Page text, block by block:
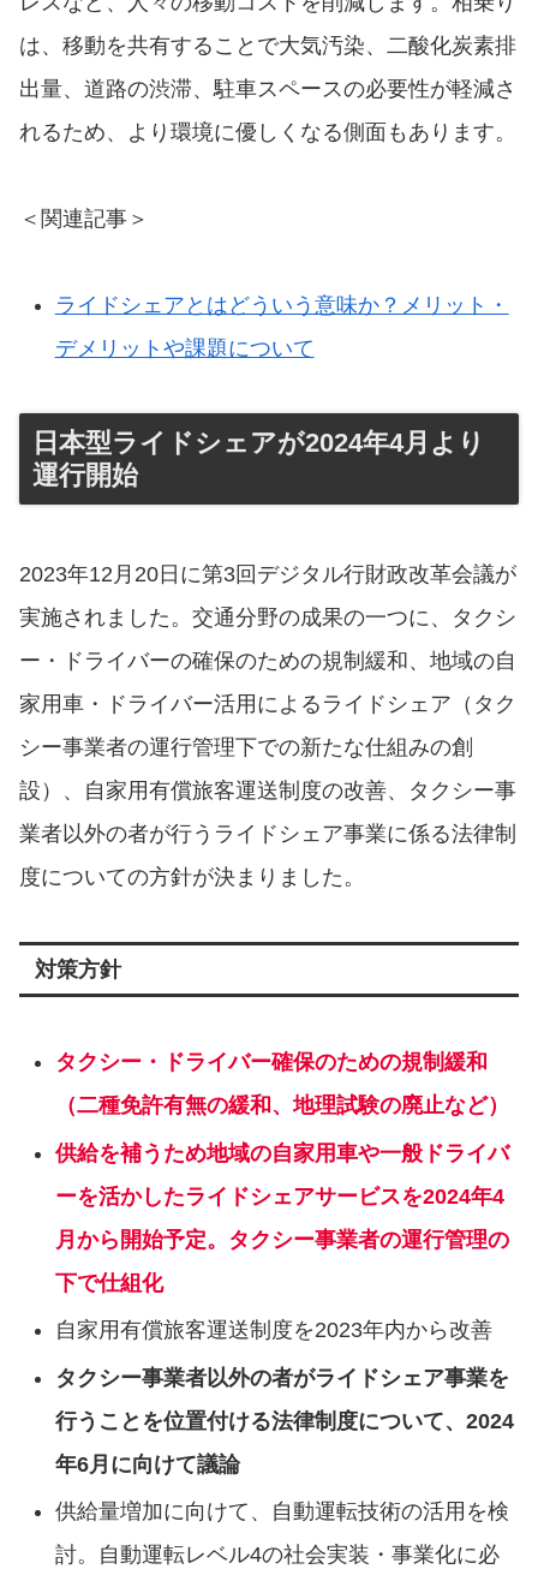
は、移動を共有することで大気汚染、二酸化炭素排
出量、道路の渋滞、駐車スペースの必要性が軽減さ
れるため、より環境に優しくなる側面もあります。
＜関連記事＞
ライドシェアとはどういう意味か？メリット・
デメリットや課題について
日本型ライドシェアが2024年4月より
運行開始
2023年12⽉20⽇に第3回デジタル⾏財政改⾰会議が
実施されました。交通分野の成果の一つに、タクシ
ー・ドライバーの確保のための規制緩和、地域の⾃
家⽤⾞・ドライバー活⽤によるライドシェア（タク
シー事業者の運⾏管理下での新たな仕組みの創
設）、⾃家⽤有償旅客運送制度の改善、タクシー事
業者以外の者が⾏うライドシェア事業に係る法律制
度についての方針が決まりました。
対策方針
タクシー・ドライバー確保のための規制緩和
（二種免許有無の緩和、地理試験の廃⽌など）
供給を補うため地域の⾃家⽤⾞や⼀般ドライバ
ーを活かしたライドシェアサービスを2024年4
⽉から開始予定。タクシー事業者の運⾏管理の
下で仕組化
⾃家⽤有償旅客運送制度を2023年内から改善
タクシー事業者以外の者がライドシェア事業を
⾏うことを位置付ける法律制度について、2024
年6⽉に向けて議論
供給量増加に向けて、自動運転技術の活用を検
討。⾃動運転レベル4の社会実装・事業化に必